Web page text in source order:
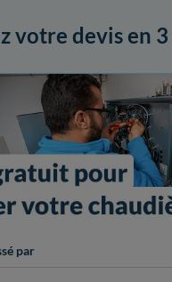
votre devis en
par